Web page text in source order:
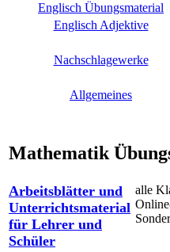
Englisch Übungsmaterial
Englisch Adjektive
Nachschlagewerke
Allgemeines
Mathematik
Arbeitsblätter und
Unterrichtsmaterial
für Lehrer und
Schüler
alle